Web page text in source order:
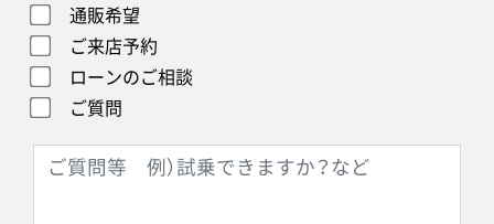
通販希望
ご来店予約
ローンのご相談
ご質問